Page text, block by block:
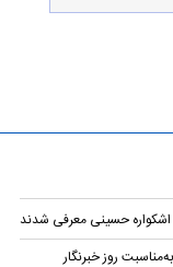
حسینی معرفی شدند
روز خبرنگار